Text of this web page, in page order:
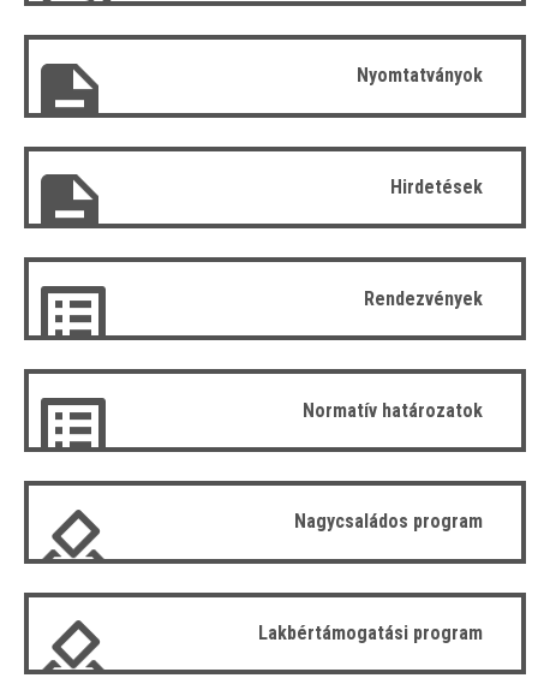
Nyomtatványok
Hirdetések
Rendezvények
Normatív határozatok
Nagycsaládos program
Lakbértámogatási program